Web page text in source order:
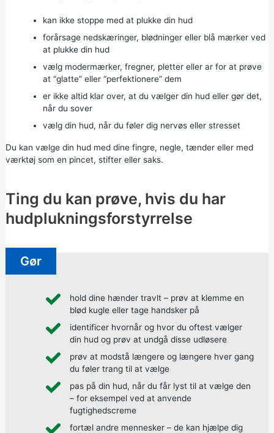
kan ikke stoppe med at plukke din hud
forårsage nedskæringer, blødninger eller blå mærker ved
at plukke din hud
vælg modermærker, fregner, pletter eller ar for at prøve
at “glatte” eller “perfektionere” dem
er ikke altid klar over, at du vælger din hud eller gør det,
når du sover
vælg din hud, når du føler dig nervøs eller stresset
Du kan vælge din hud med dine fingre, negle, tænder eller med
værktøj som en pincet, stifter eller saks.
Ting du kan prøve, hvis du har
hudplukningsforstyrrelse
Gør
hold dine hænder travlt – prøv at klemme en
blød kugle eller tage handsker på
identificer hvornår og hvor du oftest vælger
din hud og prøv at undgå disse udløsere
prøv at modstå længere og længere hver gang
du føler trang til at vælge
pas på din hud, når du får lyst til at vælge den
– for eksempel ved at anvende
fugtighedscreme
fortæl andre mennesker – de kan hjælpe dig